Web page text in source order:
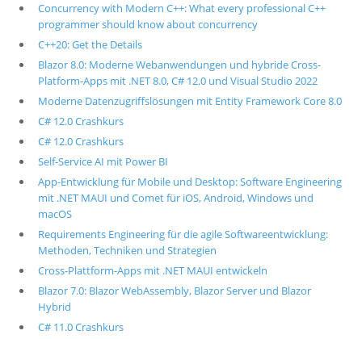
Concurrency with Modern C++: What every professional C++
programmer should know about concurrency
C++20: Get the Details
Blazor 8.0: Moderne Webanwendungen und hybride Cross-
Platform-Apps mit .NET 8.0, C# 12.0 und Visual Studio 2022
Moderne Datenzugriffslösungen mit Entity Framework Core 8.0
C# 12.0 Crashkurs
C# 12.0 Crashkurs
Self-Service AI mit Power BI
App-Entwicklung für Mobile und Desktop: Software Engineering
mit .NET MAUI und Comet für iOS, Android, Windows und
macOS
Requirements Engineering für die agile Softwareentwicklung:
Methoden, Techniken und Strategien
Cross-Plattform-Apps mit .NET MAUI entwickeln
Blazor 7.0: Blazor WebAssembly, Blazor Server und Blazor
Hybrid
C# 11.0 Crashkurs